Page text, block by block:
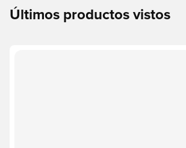
Últimos productos vistos